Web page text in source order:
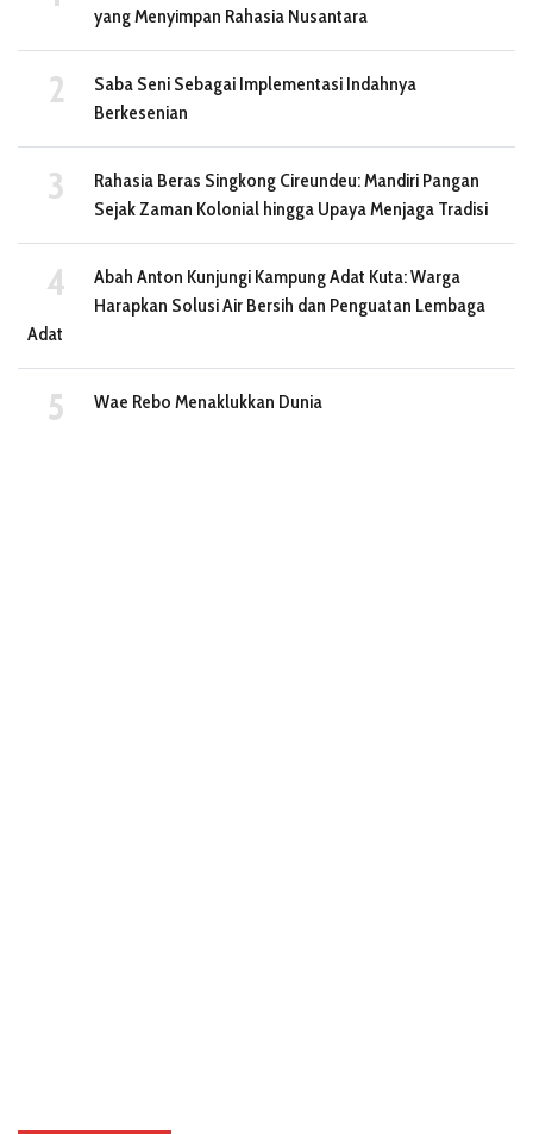
yang Menyimpan Rahasia Nusantara
Saba Seni Sebagai Implementasi Indahnya
Berkesenian
Rahasia Beras Singkong Cireundeu: Mandiri Pangan
Sejak Zaman Kolonial hingga Upaya Menjaga Tradisi
Abah Anton Kunjungi Kampung Adat Kuta: Warga
Harapkan Solusi Air Bersih dan Penguatan Lembaga
Adat
Wae Rebo Menaklukkan Dunia